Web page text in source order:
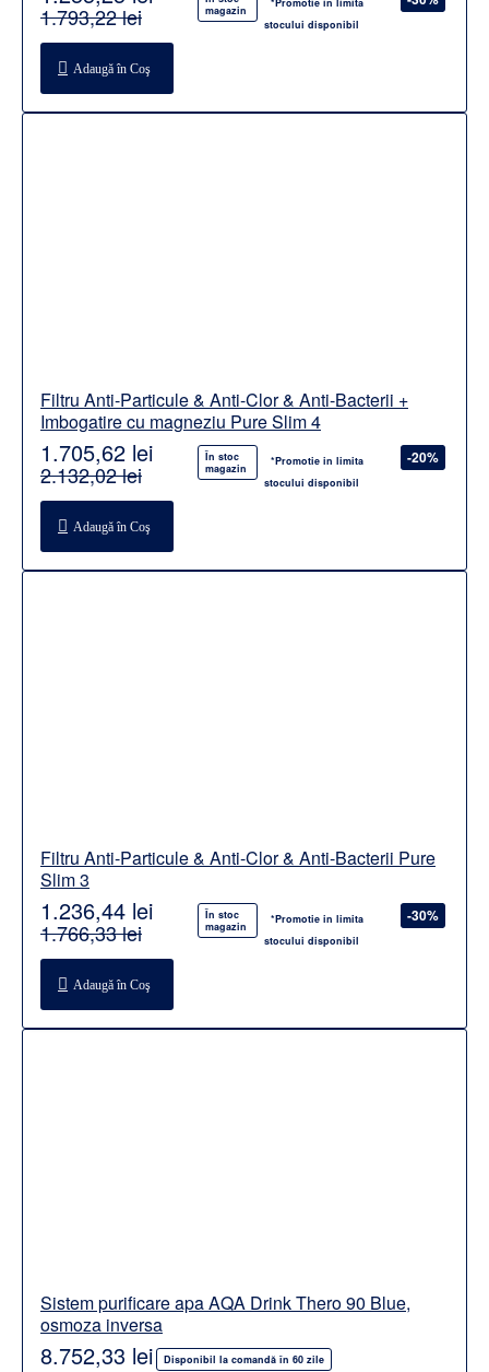
magazin
stocului disponibil
1.793,22 lei
Adaugă în Coş
Filtru Anti-Particule & Anti-Clor & Anti-Bacterii +
Imbogatire cu magneziu Pure Slim 4
În stoc
magazin
*Promotie in limita
stocului disponibil
-20%
1.705,62 lei
2.132,02 lei
Adaugă în Coş
Filtru Anti-Particule & Anti-Clor & Anti-Bacterii Pure
Slim 3
În stoc
magazin
*Promotie in limita
stocului disponibil
-30%
1.236,44 lei
1.766,33 lei
Adaugă în Coş
Sistem purificare apa AQA Drink Thero 90 Blue,
osmoza inversa
Disponibil la comandă în 60 zile
8.752,33 lei